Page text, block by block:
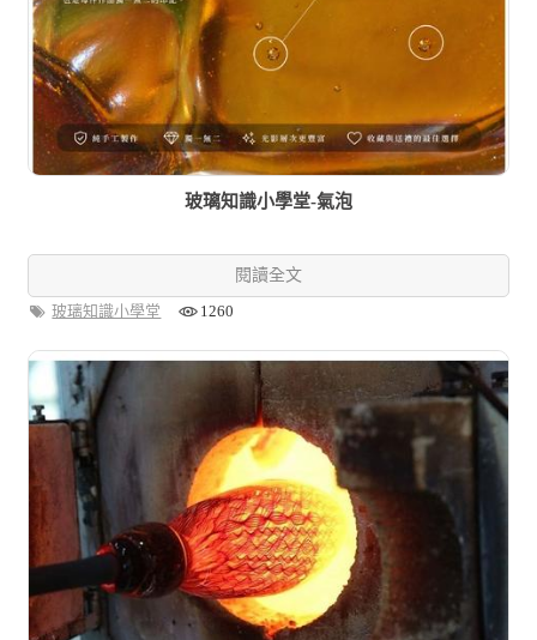
玻璃知識小學堂-氣泡
閱讀全文
玻璃知識小學堂
1260